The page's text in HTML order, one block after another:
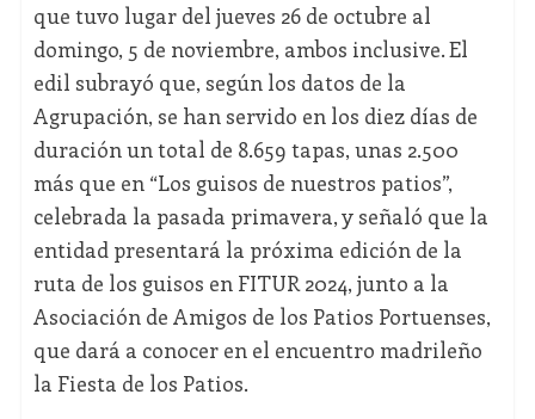
que tuvo lugar del jueves 26 de octubre al
domingo, 5 de noviembre, ambos inclusive. El
edil subrayó que, según los datos de la
Agrupación, se han servido en los diez días de
duración un total de 8.659 tapas, unas 2.500
más que en “Los guisos de nuestros patios”,
celebrada la pasada primavera, y señaló que la
entidad presentará la próxima edición de la
ruta de los guisos en FITUR 2024, junto a la
Asociación de Amigos de los Patios Portuenses,
que dará a conocer en el encuentro madrileño
la Fiesta de los Patios.